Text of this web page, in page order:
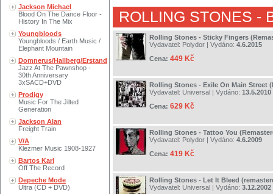
Jackson Michael
Blood On The Dance Floor -
History In The Mix
Youngbloods
Youngbloods / Earth Music /
Elephant Mountain
Domnerus/Hallberg/Erstand
Jazz At The Pawnshop -
30th Anniversary
3xSACD+DVD
Prodigy
Music For The Jilted
Generation
Jackson Alan
Freight Train
V/A
Klezmer Music 1908-1927
Bartos Karl
Off The Record
Depeche Mode
Ultra (CD + DVD)
ROLLING STONES -
Rolling Stones - Sticky Fingers
Vydavatel: Polydor | Vydáno: 4.6.2015
Cena: 449 Kč
Rolling Stones - Exile On Main Street
Vydavatel: Universal | Vydáno: 13.5.2010
Cena: 629 Kč
Rolling Stones - Tattoo You
Vydavatel: Polydor | Vydáno: 4.6.2009
Cena: 419 Kč
Rolling Stones - Let It Bleed
Vydavatel: Universal | Vydáno: 3.12.2002